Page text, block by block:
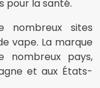
pour la santé.
nombreux sites
vape. La marque
nombreux pays,
et aux États-